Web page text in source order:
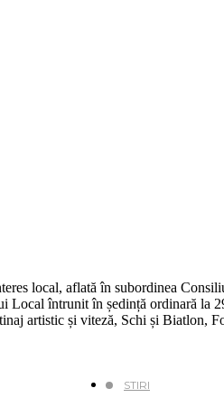
local, aflată în subordinea
întrunit în ședință ordinară la
artistic și viteză, Schi și Biatlon,
STIRI